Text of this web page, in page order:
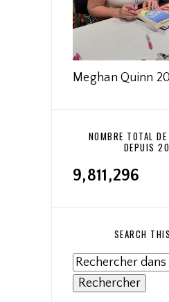
Meghan Quinn
NOMBRE TOTAL
DEPUIS
9,811,296
SEARCH